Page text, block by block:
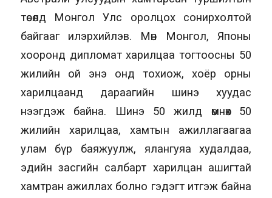
төсөлд Монгол Улс оролцох сонирхолтой
байгааг илэрхийлэв. Мөн Монгол, Японы
хооронд дипломат харилцаа тогтоосны 50
жилийн ой энэ онд тохиож, хоёр орны
харилцаанд дараагийн шинэ хуудас
нээгдэж байна. Шинэ 50 жилд өмнөх 50
жилийн харилцаа, хамтын ажиллагаагаа
улам бүр баяжуулж, ялангуяа худалдаа,
эдийн засгийн салбарт харилцан ашигтай
хамтран ажиллах болно гэдэгт итгэж байна